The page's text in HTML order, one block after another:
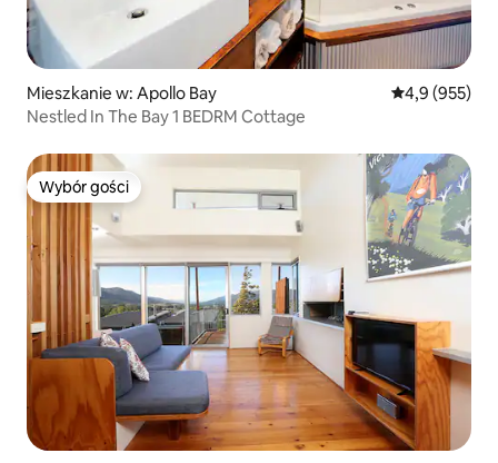
Mieszkanie w: Apollo Bay Średnia
4,9 (955)
Nestled In The Bay 1 BEDRM Cottage
Wybór gości
Wybór gości